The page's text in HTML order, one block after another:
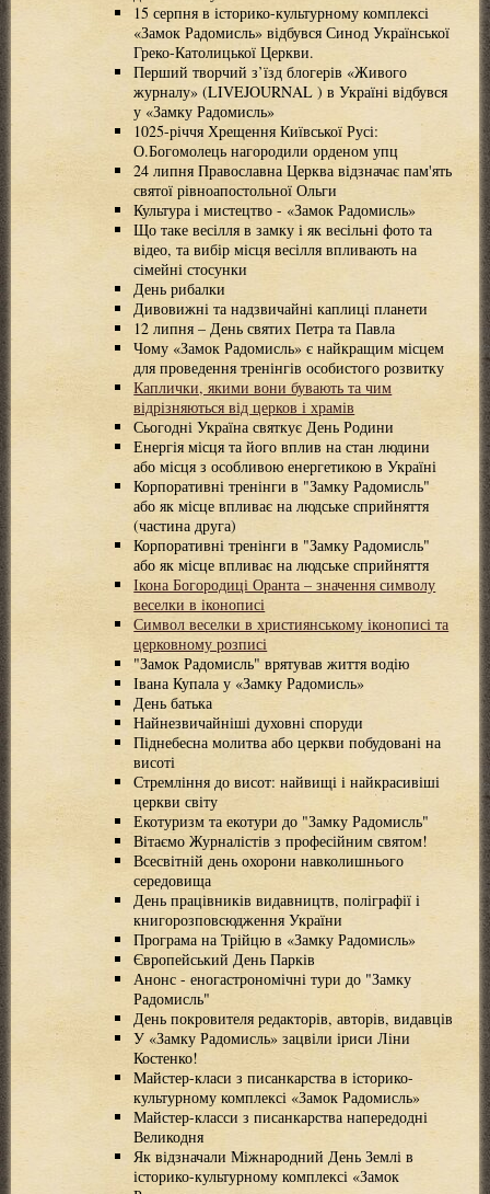
15 серпня в історико-культурному комплексі
«Замок Радомисль» відбувся Синод Української
Греко-Католицької Церкви.
Перший творчий з’їзд блогерів «Живого
журналу» (LIVEJOURNAL ) в Україні відбувся
у «Замку Радомисль»
1025-річчя Хрещення Київської Русі:
О.Богомолець нагородили орденом упц
24 липня Православна Церква відзначає пам'ять
святої рівноапостольної Ольги
Культура і мистецтво - «Замок Радомисль»
Що таке весілля в замку і як весільні фото та
відео, та вибір місця весілля впливають на
сімейні стосунки
День рибалки
Дивовижні та надзвичайні каплиці планети
12 липня – День святих Петра та Павла
Чому «Замок Радомисль» є найкращим місцем
для проведення тренінгів особистого розвитку
Каплички, якими вони бувають та чим
відрізняються від церков і храмів
Сьогодні Україна святкує День Родини
Енергія місця та його вплив на стан людини
або місця з особливою енергетикою в Україні
Корпоративні тренінги в "Замку Радомисль"
або як місце впливає на людське сприйняття
(частина друга)
Корпоративні тренінги в "Замку Радомисль"
або як місце впливає на людське сприйняття
Ікона Богородиці Оранта – значення символу
веселки в іконописі
Символ веселки в християнському іконописі та
церковному розписі
"Замок Радомисль" врятував життя водію
Івана Купала у «Замку Радомисль»
День батька
Найнезвичайніші духовні споруди
Піднебесна молитва або церкви побудовані на
висоті
Стремління до висот: найвищі і найкрасивіші
церкви світу
Екотуризм та екотури до "Замку Радомисль"
Вітаємо Журналістів з професійним святом!
Всесвітній день охорони навколишнього
середовища
День працівників видавництв, поліграфії і
книгорозповсюдження України
Програма на Трійцю в «Замку Радомисль»
Європейський День Парків
Анонс - еногастрономічні тури до "Замку
Радомисль"
День покровителя редакторів, авторів, видавців
У «Замку Радомисль» зацвіли іриси Ліни
Костенко!
Mайстер-класи з писанкарства в історико-
культурному комплексі «Замок Радомисль»
Майстер-класси з писанкарства напередодні
Великодня
Як відзначали Міжнародний День Землі в
історико-культурному комплексі «Замок